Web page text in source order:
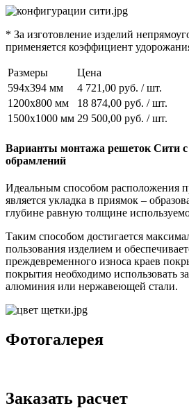
* За изготовление изделий
применяется коэффициент
Размеры
Цена
594х394 мм
4 721,00 руб. / шт.
1200х800 мм
18 874,00 руб. / шт.
1500х1000 мм 29 500,00 руб. / шт.
Варианты монтажа решеток Сити с
обрамлений
Идеальным способом расположения
является укладка в приямок –
глубине равную толщине
Таким способом достигается
пользования изделием и
преждевременного износа краев
покрытия необходимо использовать
алюминия или нержавеющей стали.
Фотогалерея
Заказать расчет